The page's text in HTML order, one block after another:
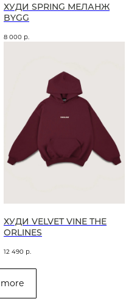
ХУДИ SPRING МЕЛАНЖ
BYGG
8 000 р.
ХУДИ VELVET VINE THE
ORLINES
12 490 р.